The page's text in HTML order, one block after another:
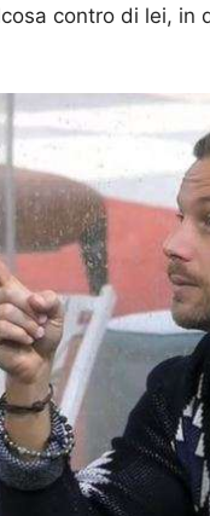
contro di lei, in